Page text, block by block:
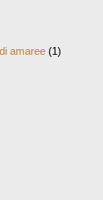
amaree(1)